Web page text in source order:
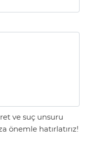
ve suç unsuru
önemle hatırlatırız!